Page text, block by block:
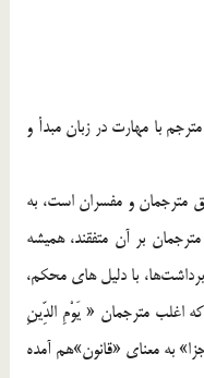
بر عرف و فرهنگ زبان مبدأ است.[1] اصل دوم: گريز از گرته برداري‌هاي زبان مقصد است.[2] مترجم با مهارت در زبان مبدأ و
مترجمان و مفسران است، به
بر آن متفقند، هميشه
با دليل هاي محكم،
اغلب مترجمان « يَوْمِ الدِّينِ
آن به «روز قانون»[5] نادرست است؛ اگرچه «جزا» به معناي «قانون»‌هم آمده